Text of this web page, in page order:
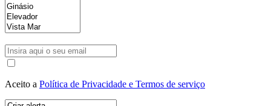
Aceito a Política de Privacidade e Termos de serviço